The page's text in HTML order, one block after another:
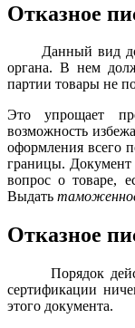
Отказное
Данный вид
органа. В нем
партии товары не
Это упрощает
возможность
оформления всего
границы. Документ
вопрос о товаре,
Выдать
Отказное
Порядок
сертификации
этого документа.